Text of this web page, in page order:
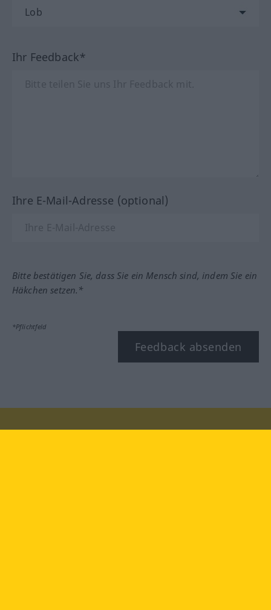
Ihr Feedback*
Ihre E-Mail-Adresse (optional)
Bitte bestätigen Sie, dass Sie ein Mensch sind, indem Sie ein
Häkchen setzen.*
*Pflichtfeld
Feedback absenden